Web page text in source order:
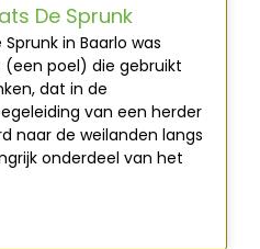
De Sprunk
in Baarlo was
poel) die gebruikt
dat in de
van een herder
naar de weilanden langs
onderdeel van het